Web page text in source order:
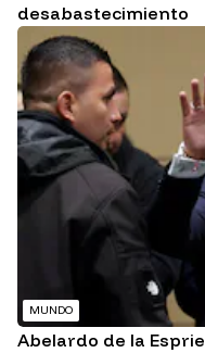
desabastecimiento
MUNDO
Abelardo de la